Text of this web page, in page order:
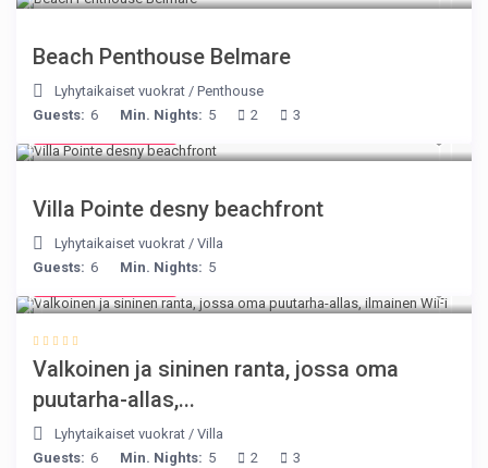
Beach Penthouse Belmare
Lyhytaikaiset vuokrat /Penthouse
Guests: 6 Min. Nights: 5 2 3
Villa Pointe desny beachfront
Lyhytaikaiset vuokrat /Villa
Guests: 6 Min. Nights: 5
Valkoinen ja sininen ranta, jossa oma
puutarha-allas,...
Lyhytaikaiset vuokrat /Villa
Guests: 6 Min. Nights: 5 2 3